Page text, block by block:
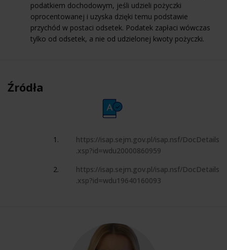
podatkiem dochodowym, jeśli udzieli pożyczki
oprocentowanej i uzyska dzięki temu podstawie
przychód w postaci odsetek. Podatek zapłaci wówczas
tylko od odsetek, a nie od udzielonej kwoty pożyczki.
Źródła
https://isap.sejm.gov.pl/isap.nsf/DocDetails
.xsp?id=wdu20000860959
https://isap.sejm.gov.pl/isap.nsf/DocDetails
.xsp?id=wdu19640160093